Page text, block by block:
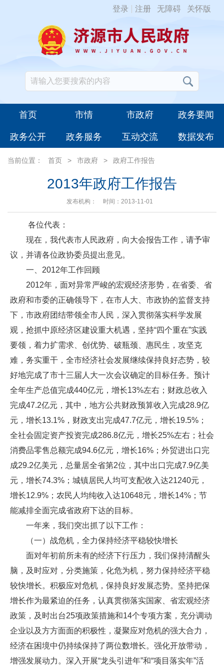
登录 注册 无障碍 关怀版
首页 市情 市政府 政务要闻
政务公开 政务服务 互动交流 数据发布
当前位置： 首页 > 市政府 > 政府工作报告
2013年政府工作报告
发布机构： 时间：2013-11-01
各位代表：
现在，我代表市人民政府，向大会报告工作，请予审
议，并请各位政协委员提出意见。
一、2012年工作回顾
2012年，面对异常严峻的宏观经济形势，在省委、省
政府和市委的正确领导下，在市人大、市政协的监督支持
下，市政府团结带领全市人民，深入贯彻落实科学发展
观，抢抓中原经济区建设重大机遇，坚持“四个重在”实践
要领，着力扩需求、创优势、破瓶颈、惠民生，攻坚克
难，务实重干，全市经济社会发展继续保持良好态势，较
好地完成了市十三届人大一次会议确定的目标任务。预计
全年生产总值完成440亿元，增长13%左右；财政总收入
完成47.2亿元，其中，地方公共财政预算收入完成28.9亿
元，增长13.1%，财政支出完成47.7亿元，增长19.5%；
全社会固定资产投资完成286.8亿元，增长25%左右；社会
消费品零售总额完成94.6亿元，增长16%；外贸进出口完
成29.2亿美元，总量居全省第2位，其中出口完成7.9亿美
元，增长74.3%；城镇居民人均可支配收入达21240元，
增长12.9%；农民人均纯收入达10648元，增长14%；节
能减排全面完成省政府下达的目标。
一年来，我们突出抓了以下工作：
（一）战危机，全力保持经济平稳较快增长
面对年初前所未有的经济下行压力，我们保持清醒头
脑，及时应对，分类施策，化危为机，努力保持经济平稳
较快增长。积极应对危机，保持良好发展态势。坚持把保
增长作为最紧迫的任务，认真贯彻落实国家、省宏观经济
政策，及时出台25项政策措施和14个专项方案，充分调动
企业以及方方面面的积极性，凝聚应对危机的强大合力，
经济在困境中仍持续保持了两位数增长。强化开放带动，
增强发展动力。深入开展“龙头引进年”和“项目落实年”活